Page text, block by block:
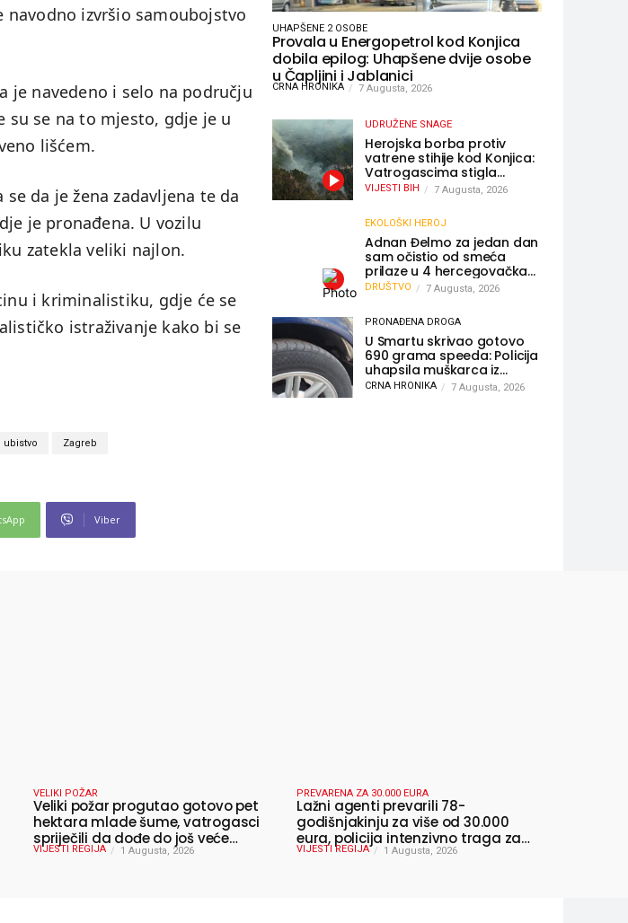
izvršio samoubojstvo
je navedeno i selo na području
su se na to mjesto, gdje je u
lišćem.
da je žena zadavljena te da
je pronađena. U vozilu
zatekla veliki najlon.
i kriminalistiku, gdje će se
istraživanje kako bi se
ubistvo Zagreb
Viber
UHAPŠENE 2 OSOBE
Provala u Energopetrol kod Konjica
dobila epilog: Uhapšene dvije osobe
u Čapljini i Jablanici
CRNA HRONIKA 7 Augusta, 2026
UDRUŽENE SNAGE
Herojska borba protiv
vatrene stihije kod Konjica:
Vatrogascima stigla
pomoć iz Sarajeva,
helikopteri i Air Tractori
udružili snage
VIJESTI BIH 7 Augusta, 2026
EKOLOŠKI HEROJ
Adnan Đelmo za jedan dan
sam očistio od smeća
prilaze u 4 hercegovačka
grada: “Danas nisam čistio
samo smeće, čistio sam
sliku o nama”
DRUŠTVO 7 Augusta, 2026
PRONAĐENA DROGA
U Smartu skrivao gotovo
690 grama speeda: Policija
uhapsila muškarca iz
Hercegovine
CRNA HRONIKA 7 Augusta, 2026
VELIKI POŽAR
Veliki požar progutao gotovo pet
hektara mlade šume, vatrogasci
spriječili da dođe do još veće
katastrofe
VIJESTI REGIJA 1 Augusta, 2026
PREVARENA ZA 30.000 EURA
Lažni agenti prevarili 78-
godišnjakinju za više od 30.000
eura, policija intenzivno traga za
počiniteljima
VIJESTI REGIJA 1 Augusta, 2026